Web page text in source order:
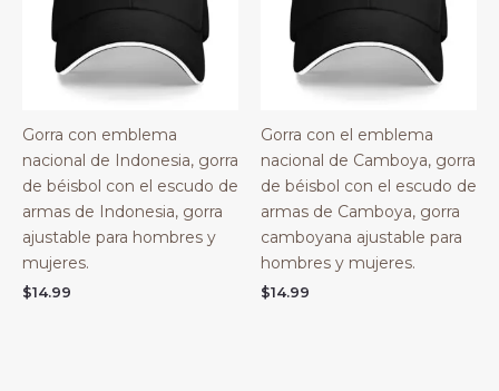
Gorra con emblema
nacional de Indonesia, gorra
de béisbol con el escudo de
armas de Indonesia, gorra
ajustable para hombres y
mujeres.
$14.99
Gorra con el emblema
nacional de Camboya, gorra
de béisbol con el escudo de
armas de Camboya, gorra
camboyana ajustable para
hombres y mujeres.
$14.99